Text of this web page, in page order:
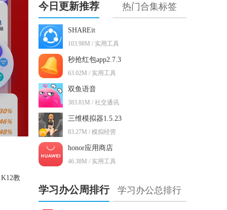
教
今日更新推荐 热门合集标签
SHAREit
103.98M / 实用工具
秒抢红包app2.7.3
63.02M / 实用工具
双鱼语音
383.81M / 社交通讯
三维模拟器1.5.23
83.27M / 模拟经营
honor应用商店
46.38M / 实用工具
学习办公周排行 学习办公总排行